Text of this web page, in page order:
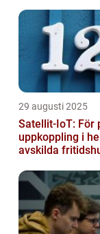
29 augusti 2025
Satellit‑IoT: För
uppkoppling i
avskilda